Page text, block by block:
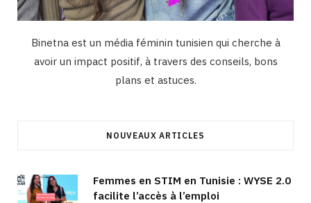
Binetna est un média féminin tunisien qui cherche à
avoir un impact positif, à travers des conseils, bons
plans et astuces.
NOUVEAUX ARTICLES
Femmes en STIM en Tunisie : WYSE 2.0
facilite l’accès à l’emploi